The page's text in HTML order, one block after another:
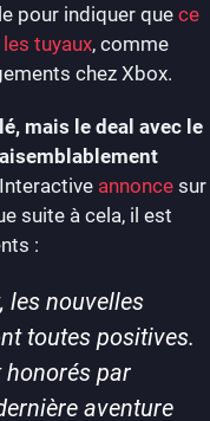
pour indiquer que ce
tuyaux, comme
chez Xbox.
mais le deal avec le
annonce sur
suite à cela, il est
:
les nouvelles
toutes positives.
par
aventure